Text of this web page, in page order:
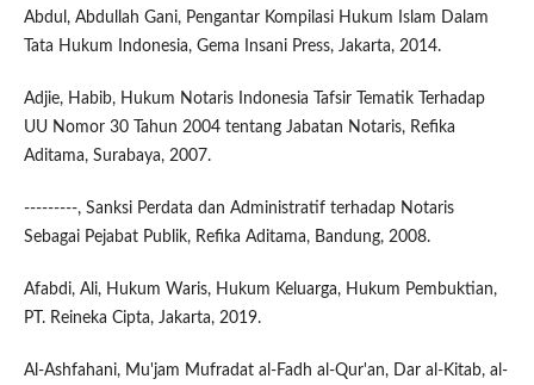
Abdul, Abdullah Gani, Pengantar Kompilasi Hukum Islam Dalam
Tata Hukum Indonesia, Gema Insani Press, Jakarta, 2014.
Adjie, Habib, Hukum Notaris Indonesia Tafsir Tematik Terhadap
UU Nomor 30 Tahun 2004 tentang Jabatan Notaris, Refika
Aditama, Surabaya, 2007.
---------, Sanksi Perdata dan Administratif terhadap Notaris
Sebagai Pejabat Publik, Refika Aditama, Bandung, 2008.
Afabdi, Ali, Hukum Waris, Hukum Keluarga, Hukum Pembuktian,
PT. Reineka Cipta, Jakarta, 2019.
Al-Ashfahani, Mu'jam Mufradat al-Fadh al-Qur'an, Dar al-Kitab, al-